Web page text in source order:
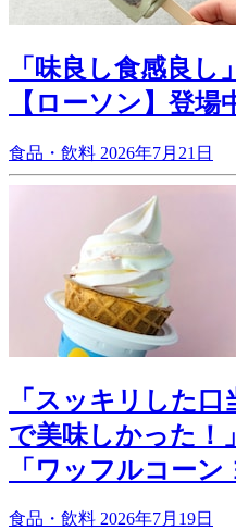
「味良し食感良し
【ローソン】登
食品・飲料 2026年7月21日
「スッキリした
で美味しかった！
「ワッフルコーン
食品・飲料 2026年7月19日